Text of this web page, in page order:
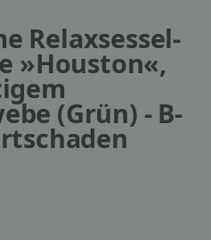
Relaxsessel-
»Houston«,
(Grün) - B-